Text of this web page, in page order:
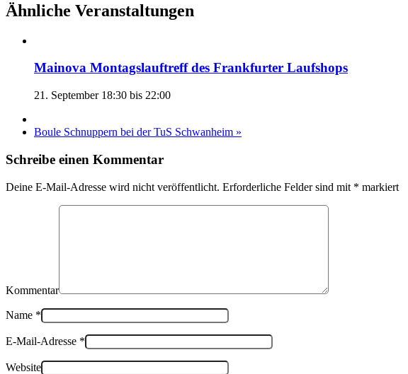
Ähnliche Veranstaltungen
Mainova Montagslauftreff des Frankfurter Laufshops
21. September 18:30 bis 22:00
Boule Schnuppern bei der TuS Schwanheim »
Schreibe einen Kommentar
Deine E-Mail-Adresse wird nicht veröffentlicht. Erforderliche Felder sind mit * markiert
Kommentar
Name *
E-Mail-Adresse *
Website